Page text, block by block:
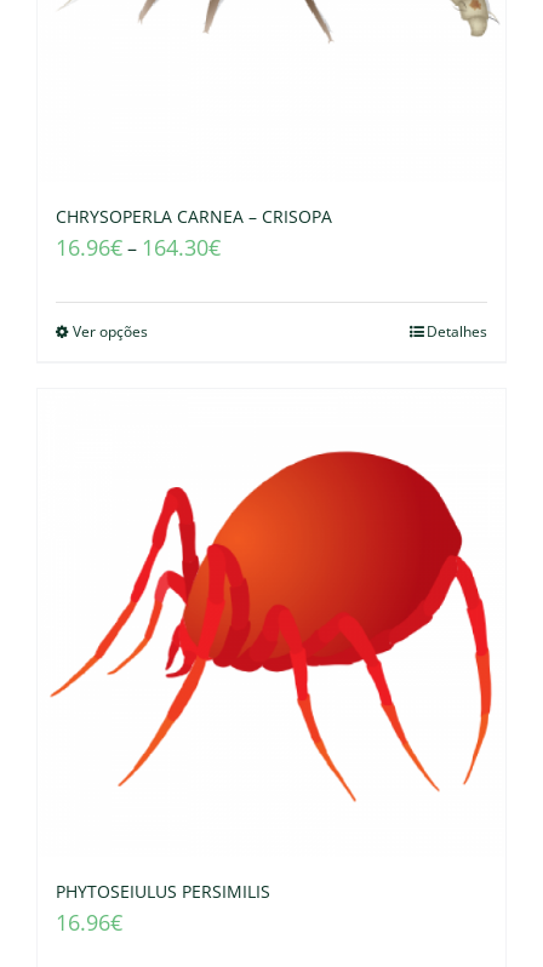
CHRYSOPERLA CARNEA – CRISOPA
16.96€– 164.30€
Ver opções Detalhes
PHYTOSEIULUS PERSIMILIS
16.96€